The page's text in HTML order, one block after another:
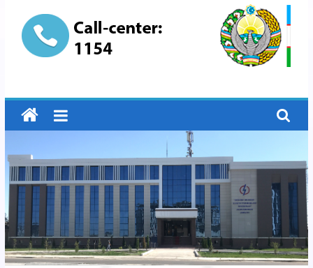
“Buxoro
hududiy
elektr
tarmoqlari
korxonasi”
AJ
“Buxoro
hududiy